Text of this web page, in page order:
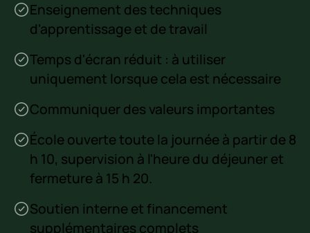
Enseignement des techniques
d'apprentissage et de travail
Temps d'écran réduit : à utiliser
uniquement lorsque cela est nécessaire
Communiquer des valeurs importantes
École ouverte toute la journée à partir de 8
h 10, supervision à l'heure du déjeuner et
fermeture à 15 h 20.
Soutien interne et financement
supplémentaires complets